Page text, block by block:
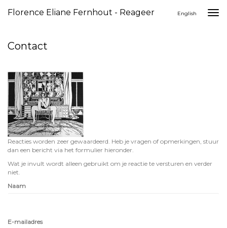
Florence Eliane Fernhout - Reageer English
Contact
Reacties worden zeer gewaardeerd. Heb je vragen of opmerkingen, stuur
dan een bericht via het formulier hieronder.
Wat je invult wordt alleen gebruikt om je reactie te versturen en verder
niet.
Naam
E-mailadres